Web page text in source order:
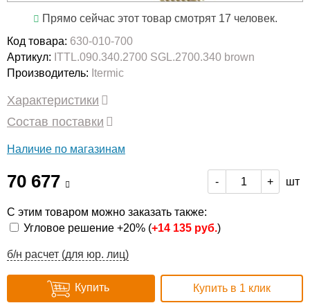
Прямо сейчас этот товар смотрят 17 человек.
Код товара: 630-010-700
Артикул: ITTL.090.340.2700 SGL.2700.340 brown
Производитель: Itermic
Характеристики
Состав поставки
Наличие по магазинам
70 677 - + шт
С этим товаром можно заказать также:
Угловое решение +20% (+14 135 руб.)
б/н расчет (для юр. лиц)
Купить Купить в 1 клик